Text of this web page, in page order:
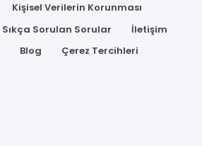
Kişisel Verilerin Korunması
Sıkça Sorulan Sorular
İletişim
Blog Çerez Tercihleri